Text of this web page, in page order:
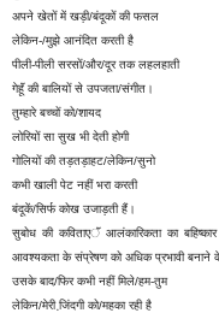
अपने खेतों में खड़ी/बंदूकों की फसल
लेकिन-/मुझे आनंदित करती है
पीली-पीली सरसों/और/दूर तक लहलहाती
गेहूॅं की बालियों से उपजता/संगीत।
तुम्हारे बच्चों को/शायद
लोरियों सा सुख भी देती होगी
गोलियों की तड़तड़ाहट/लेकिन/सुनो
कभी खाली पेट नहीं भरा करती
बंदूकें/सिर्फ कोख उजाड़ती हैं।
सुबोध की कविताएॅं आलंकारिकता का
आवश्यकता के संप्रेषण को अधिक प्रभावी
उसके बाद/फिर कभी नहीं मिले/हम-तुम
लेकिन/मेरी जि़ंदगी को/महका रही है